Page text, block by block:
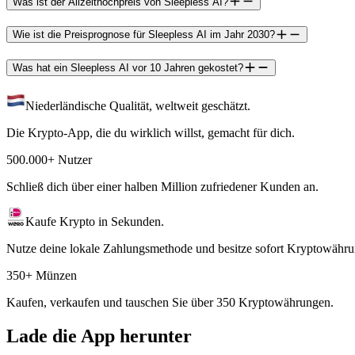
Wie ist die Preisprognose für Sleepless AI im Jahr 2030?
Was hat ein Sleepless AI vor 10 Jahren gekostet?
Niederländische Qualität, weltweit geschätzt.
Die Krypto-App, die du wirklich willst, gemacht für dich.
500.000+ Nutzer
Schließ dich über einer halben Million zufriedener Kunden an.
Kaufe Krypto in Sekunden.
Nutze deine lokale Zahlungsmethode und besitze sofort
350+ Münzen
Kaufen, verkaufen und tauschen Sie über 350 Kryptowährungen.
Lade die App herunter